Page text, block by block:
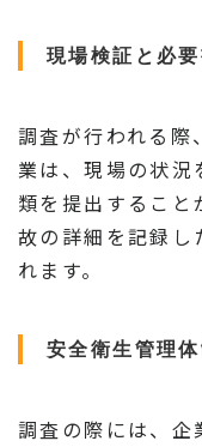
現場検証と必
調査が行われる際
業は、現場の状況
類を提出するこ
故の詳細を記録し
れます。
安全衛生管理
調査の際には、企